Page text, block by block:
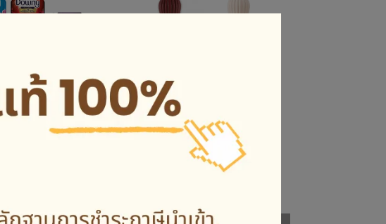
GIFFARINE กิฟฟารีน ผลิตภัณฑ์
ทำความสะอาดชุดชั้นใน 500ml